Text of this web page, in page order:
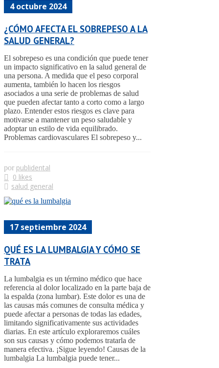
4 octubre 2024
¿CÓMO AFECTA EL SOBREPESO A LA
SALUD GENERAL?
El sobrepeso es una condición que puede tener
un impacto significativo en la salud general de
una persona. A medida que el peso corporal
aumenta, también lo hacen los riesgos
asociados a una serie de problemas de salud
que pueden afectar tanto a corto como a largo
plazo. Entender estos riesgos es clave para
motivarse a mantener un peso saludable y
adoptar un estilo de vida equilibrado.
Problemas cardiovasculares El sobrepeso y...
por publidental
0 likes
salud general
17 septiembre 2024
QUÉ ES LA LUMBALGIA Y CÓMO SE
TRATA
La lumbalgia es un término médico que hace
referencia al dolor localizado en la parte baja de
la espalda (zona lumbar). Este dolor es una de
las causas más comunes de consulta médica y
puede afectar a personas de todas las edades,
limitando significativamente sus actividades
diarias. En este artículo exploraremos cuáles
son sus causas y cómo podemos tratarla de
manera efectiva. ¡Sigue leyendo! Causas de la
lumbalgia La lumbalgia puede tener...